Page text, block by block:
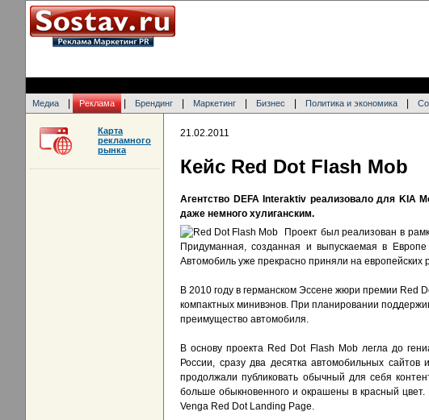
Медиа Реклама Брендинг Маркетинг Бизнес Политика и экономика
21.02.2011
Кейс Red Dot Flash Mob
Агентство DEFA Interaktiv реализовало для KIA
даже немного хулиганским.
Проект был реализован в
Придуманная, созданная и выпускаемая в
Автомобиль уже прекрасно приняли на европейских
В 2010 году в германском Эссене жюри премии Red
компактных минивэнов. При планировании
преимущество автомобиля.
В основу проекта Red Dot Flash Mob легла до
России, сразу два десятка автомобильных
продолжали публиковать обычный для себя
больше обыкновенного и окрашены в красный
Venga Red Dot Landing Page.
Карта
рекламного
рынка